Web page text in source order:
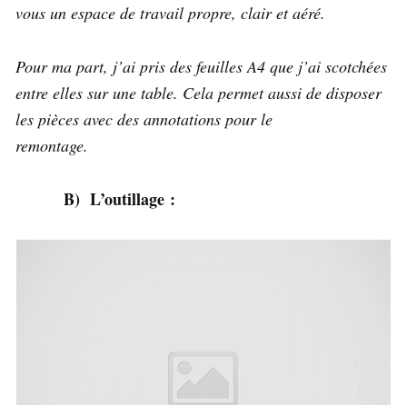
vous un espace de travail propre, clair et aéré.
Pour ma part, j’ai pris des feuilles A4 que j’ai scotchées
entre elles sur une table. Cela permet aussi de disposer
les pièces avec des annotations pour le
remontage.
B) L’outillage :